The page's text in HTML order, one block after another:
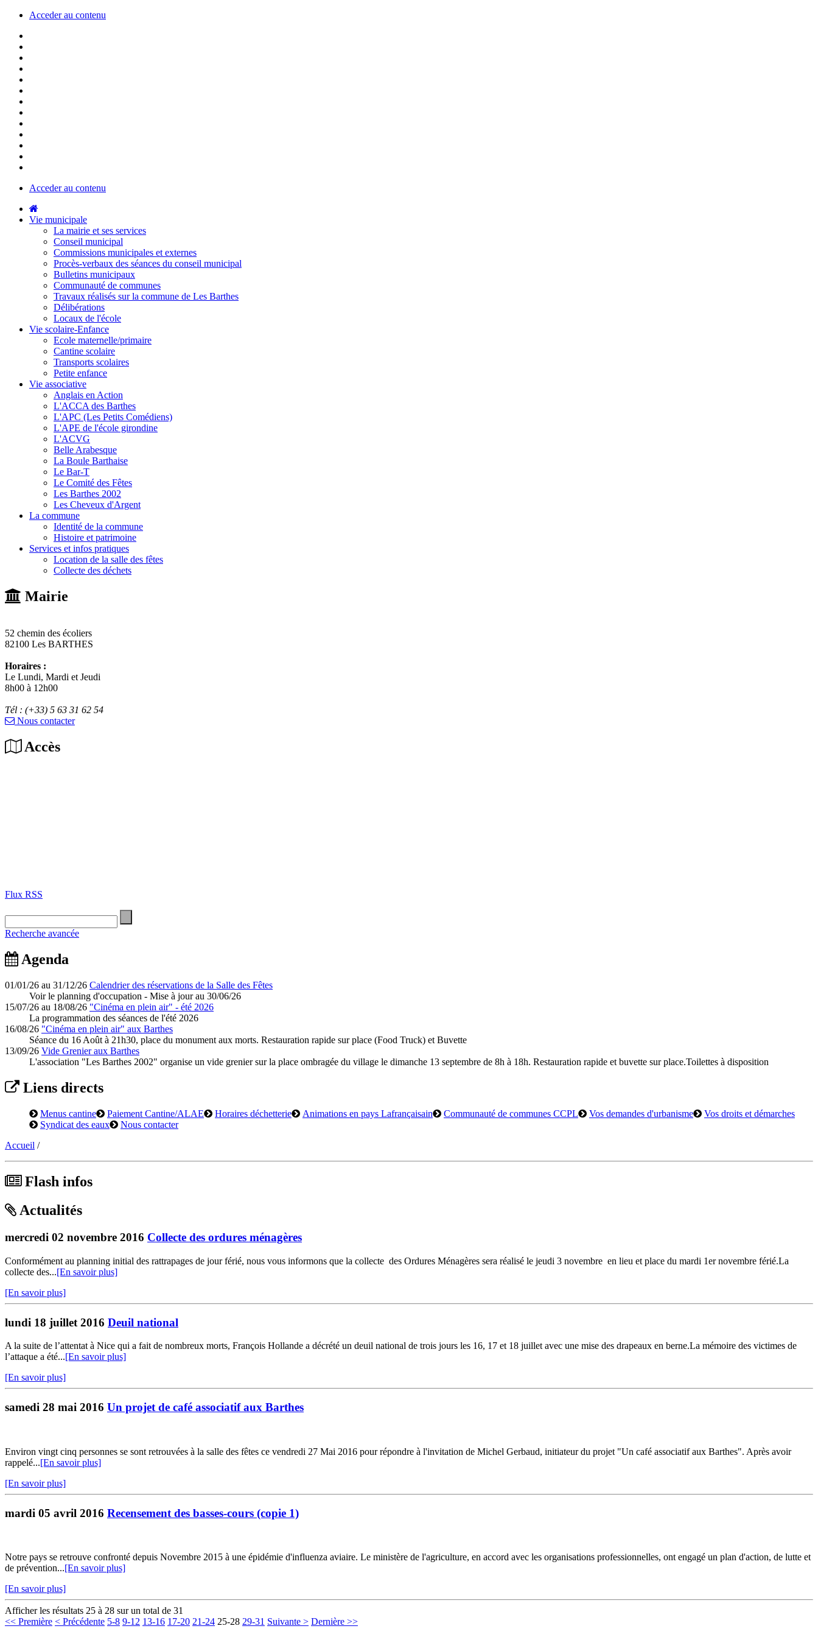
Acceder au contenu
Acceder au contenu
Vie municipale
La mairie et ses services
Conseil municipal
Commissions municipales et externes
Procès-verbaux des séances du conseil municipal
Bulletins municipaux
Communauté de communes
Travaux réalisés sur la commune de Les Barthes
Délibérations
Locaux de l'école
Vie scolaire-Enfance
Ecole maternelle/primaire
Cantine scolaire
Transports scolaires
Petite enfance
Vie associative
Anglais en Action
L'ACCA des Barthes
L'APC (Les Petits Comédiens)
L'APE de l'école girondine
L'ACVG
Belle Arabesque
La Boule Barthaise
Le Bar-T
Le Comité des Fêtes
Les Barthes 2002
Les Cheveux d'Argent
La commune
Identité de la commune
Histoire et patrimoine
Services et infos pratiques
Location de la salle des fêtes
Collecte des déchets
Mairie
52 chemin des écoliers
82100 Les BARTHES
Horaires :
Le Lundi, Mardi et Jeudi
8h00 à 12h00
Tél : (+33) 5 63 31 62 54
Nous contacter
Accès
Flux RSS
Recherche avancée
Agenda
01/01/26 au 31/12/26 Calendrier des réservations de la Salle des Fêtes
Voir le planning d'occupation - Mise à jour au 30/06/26
15/07/26 au 18/08/26 "Cinéma en plein air" - été 2026
La programmation des séances de l'été 2026
16/08/26 "Cinéma en plein air" aux Barthes
Séance du 16 Août à 21h30, place du monument aux morts. Restauration rapide sur place (Food Truck) et Buvette
13/09/26 Vide Grenier aux Barthes
L'association "Les Barthes 2002" organise un vide grenier sur la place ombragée du village le dimanche 13 septembre de 8h à 18h. Restauration rapide et buvette sur place.Toilettes à disposition
Liens directs
Menus cantine Paiement Cantine/ALAE Horaires déchetterie Animations en pays Lafrançaisain Communauté de communes CCPL Vos demandes d'urbanisme
Vos droits et démarches
Syndicat des eaux
Nous contacter
Accueil /
Flash infos
Actualités
mercredi 02 novembre 2016 Collecte des ordures ménagères
Conformément au planning initial des rattrapages de jour férié, nous vous informons que la collecte des Ordures Ménagères sera réalisé le jeudi 3 novembre en lieu et place du mardi 1er novembre férié.La
collecte des...[En savoir plus]
[En savoir plus]
lundi 18 juillet 2016 Deuil national
A la suite de l’attentat à Nice qui a fait de nombreux morts, François Hollande a décrété un deuil national de trois jours les 16, 17 et 18 juillet avec une mise des drapeaux en berne.La mémoire des victimes de
l’attaque a été...[En savoir plus]
[En savoir plus]
samedi 28 mai 2016 Un projet de café associatif aux Barthes
Environ vingt cinq personnes se sont retrouvées à la salle des fêtes ce vendredi 27 Mai 2016 pour répondre à l'invitation de Michel Gerbaud, initiateur du projet "Un café associatif aux Barthes". Après avoir
rappelé...[En savoir plus]
[En savoir plus]
mardi 05 avril 2016 Recensement des basses-cours (copie 1)
Notre pays se retrouve confronté depuis Novembre 2015 à une épidémie d'influenza aviaire. Le ministère de l'agriculture, en accord avec les organisations professionnelles, ont engagé un plan d'action, de lutte et
de prévention...[En savoir plus]
[En savoir plus]
Afficher les résultats 25 à 28 sur un total de 31
<< Première < Précédente 5-8 9-12 13-16 17-20 21-24 25-28 29-31 Suivante > Dernière >>